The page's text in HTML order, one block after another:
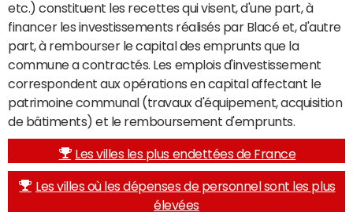
etc.) constituent les recettes qui visent, d'une part, à
financer les investissements réalisés par Blacé et, d'autre
part, à rembourser le capital des emprunts que la
commune a contractés. Les emplois d'investissement
correspondent aux opérations en capital affectant le
patrimoine communal (travaux d'équipement, acquisition
de bâtiments) et le remboursement d'emprunts.
Les villes les plus endettées de France
Les villes où les dépenses de personnel sont les plus
élevées